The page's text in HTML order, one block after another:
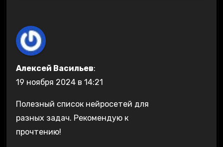
Алексей Васильев:
19 ноября 2024 в 14:21
Полезный список нейросетей для
разных задач. Рекомендую к
прочтению!